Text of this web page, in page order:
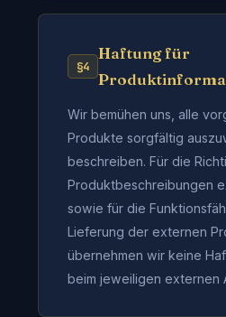
§4
Haftung für
Wir bemühen uns, alle
Produkte sorgfältig
beschreiben. Für die
Produktbeschreibungen
sowie für die
Lieferung der externen
übernehmen wir keine
beim jeweiligen externen